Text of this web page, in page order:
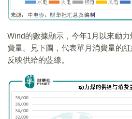
Wind的數據顯示，今年1月以來動
費量。見下圖，代表單月消費量的
反映供給的藍線。